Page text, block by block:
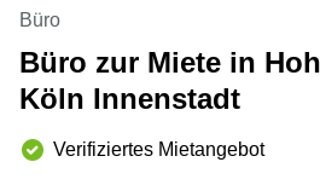
Düsseldorf
Büro
mieten
Köln
Büro
10
Berlin
Kienberger
Allee 4
Berlin
Schönefeld
Büro
Büro zur Miete in
Köln Innenstadt
Verifiziertes Mietangebot